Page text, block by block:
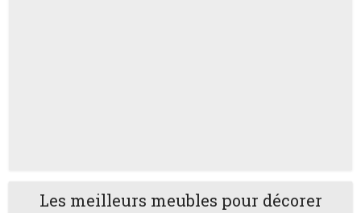
Les meilleurs meubles pour décorer